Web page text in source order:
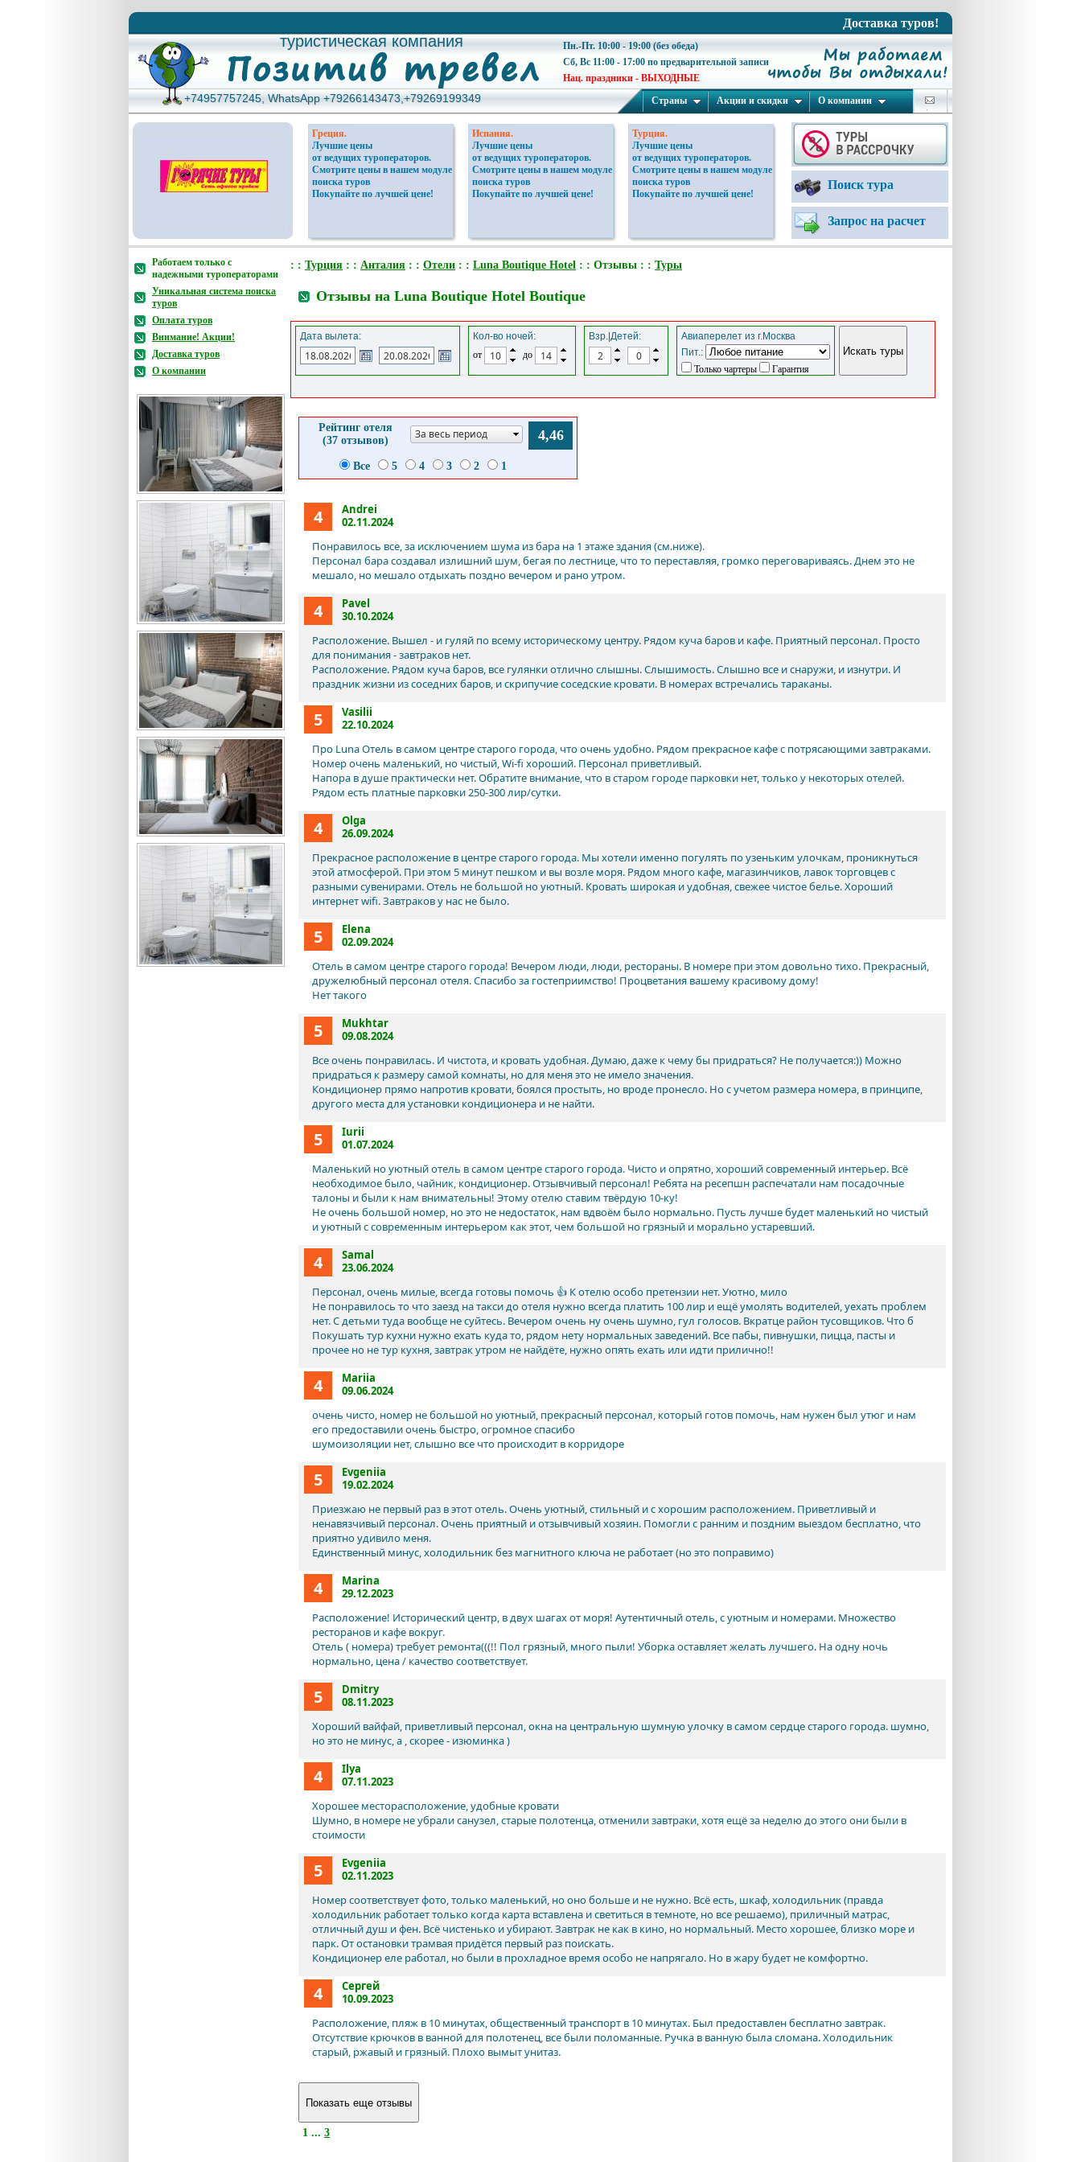
Доставка туров!
туристическая компания
туристическая компания
Пн.-Пт. 10:00 - 19:00 (без обеда)
Сб, Вс 11:00 - 17:00 по предварительной записи
Нац. праздники - ВЫХОДНЫЕ
+74957757245, WhatsApp +79266143473,+79269199349
+74957757245, WhatsApp +79266143473,+79269199349 Страны Акции и скидки О компании
Греция.
Лучшие цены
от ведущих туроператоров.
Смотрите цены в нашем модуле
поиска туров
Покупайте по лучшей цене!
Испания.
Лучшие цены
от ведущих туроператоров.
Смотрите цены в нашем модуле
поиска туров
Покупайте по лучшей цене!
Турция.
Лучшие цены
от ведущих туроператоров.
Смотрите цены в нашем модуле
поиска туров
Покупайте по лучшей цене!
Поиск тура
Запрос на расчет
Работаем только с
надежными туроператорами
Уникальная система поиска
туров
Оплата туров
Внимание! Акции!
Доставка туров
О компании
: : Турция : : Анталия : : Отели : : Luna Boutique Hotel : : Отзывы : : Туры
Отзывы на Luna Boutique Hotel Boutique
Дата вылета:
Кол-во ночей:
от
до
Взр.|Детей:
Авиаперелет из г.Москва
Пит.:
Только чартеры
Гарантия
Рейтинг отеля
(37 отзывов)
За весь период 4,46
Все 5 4 3 2 1
4
Andrei
02.11.2024
Понравилось все, за исключением шума из бара на 1 этаже здания (см.ниже).
Персонал бара создавал излишний шум, бегая по лестнице, что то переставляя, громко переговариваясь. Днем это не
мешало, но мешало отдыхать поздно вечером и рано утром.
4
Pavel
30.10.2024
Расположение. Вышел - и гуляй по всему историческому центру. Рядом куча баров и кафе. Приятный персонал. Просто
для понимания - завтраков нет.
Расположение. Рядом куча баров, все гулянки отлично слышны. Слышимость. Слышно все и снаружи, и изнутри. И
праздник жизни из соседних баров, и скрипучие соседские кровати. В номерах встречались тараканы.
5
Vasilii
22.10.2024
Про Luna Отель в самом центре старого города, что очень удобно. Рядом прекрасное кафе с потрясающими завтраками.
Номер очень маленький, но чистый, Wi-fi хороший. Персонал приветливый.
Напора в душе практически нет. Обратите внимание, что в старом городе парковки нет, только у некоторых отелей.
Рядом есть платные парковки 250-300 лир/сутки.
4
Olga
26.09.2024
Прекрасное расположение в центре старого города. Мы хотели именно погулять по узеньким улочкам, проникнуться
этой атмосферой. При этом 5 минут пешком и вы возле моря. Рядом много кафе, магазинчиков, лавок торговцев с
разными сувенирами. Отель не большой но уютный. Кровать широкая и удобная, свежее чистое белье. Хороший
интернет wifi. Завтраков у нас не было.
5
Elena
02.09.2024
Отель в самом центре старого города! Вечером люди, люди, рестораны. В номере при этом довольно тихо. Прекрасный,
дружелюбный персонал отеля. Спасибо за гостеприимство! Процветания вашему красивому дому!
Нет такого
5
Mukhtar
09.08.2024
Все очень понравилась. И чистота, и кровать удобная. Думаю, даже к чему бы придраться? Не получается:)) Можно
придраться к размеру самой комнаты, но для меня это не имело значения.
Кондиционер прямо напротив кровати, боялся простыть, но вроде пронесло. Но с учетом размера номера, в принципе,
другого места для установки кондиционера и не найти.
5
Iurii
01.07.2024
Маленький но уютный отель в самом центре старого города. Чисто и опрятно, хороший современный интерьер. Всё
необходимое было, чайник, кондиционер. Отзывчивый персонал! Ребята на ресепшн распечатали нам посадочные
талоны и были к нам внимательны! Этому отелю ставим твёрдую 10-ку!
Не очень большой номер, но это не недостаток, нам вдвоём было нормально. Пусть лучше будет маленький но чистый
и уютный с современным интерьером как этот, чем большой но грязный и морально устаревший.
4
Samal
23.06.2024
Персонал, очень милые, всегда готовы помочь 👍 К отелю особо претензии нет. Уютно, мило
Не понравилось то что заезд на такси до отеля нужно всегда платить 100 лир и ещё умолять водителей, уехать проблем
нет. С детьми туда вообще не суйтесь. Вечером очень ну очень шумно, гул голосов. Вкратце район тусовщиков. Что б
Покушать тур кухни нужно ехать куда то, рядом нету нормальных заведений. Все пабы, пивнушки, пицца, пасты и
прочее но не тур кухня, завтрак утром не найдёте, нужно опять ехать или идти прилично!!
4
Mariia
09.06.2024
очень чисто, номер не большой но уютный, прекрасный персонал, который готов помочь, нам нужен был утюг и нам
его предоставили очень быстро, огромное спасибо
шумоизоляции нет, слышно все что происходит в корридоре
5
Evgeniia
19.02.2024
Приезжаю не первый раз в этот отель. Очень уютный, стильный и с хорошим расположением. Приветливый и
ненавязчивый персонал. Очень приятный и отзывчивый хозяин. Помогли с ранним и поздним выездом бесплатно, что
приятно удивило меня.
Единственный минус, холодильник без магнитного ключа не работает (но это поправимо)
4
Marina
29.12.2023
Расположение! Исторический центр, в двух шагах от моря! Аутентичный отель, с уютным и номерами. Множество
ресторанов и кафе вокруг.
Отель ( номера) требует ремонта(((!! Пол грязный, много пыли! Уборка оставляет желать лучшего. На одну ночь
нормально, цена / качество соответствует.
5
Dmitry
08.11.2023
Хороший вайфай, приветливый персонал, окна на центральную шумную улочку в самом сердце старого города. шумно,
но это не минус, а , скорее - изюминка )
4
Ilya
07.11.2023
Хорошее месторасположение, удобные кровати
Шумно, в номере не убрали санузел, старые полотенца, отменили завтраки, хотя ещё за неделю до этого они были в
стоимости
5
Evgeniia
02.11.2023
Номер соответствует фото, только маленький, но оно больше и не нужно. Всё есть, шкаф, холодильник (правда
холодильник работает только когда карта вставлена и светиться в темноте, но все решаемо), приличный матрас,
отличный душ и фен. Всё чистенько и убирают. Завтрак не как в кино, но нормальный. Место хорошее, близко море и
парк. От остановки трамвая придётся первый раз поискать.
Кондиционер еле работал, но были в прохладное время особо не напрягало. Но в жару будет не комфортно.
4
Сергей
10.09.2023
Расположение, пляж в 10 минутах, общественный транспорт в 10 минутах. Был предоставлен бесплатно завтрак.
Отсутствие крючков в ванной для полотенец, все были поломанные. Ручка в ванную была сломана. Холодильник
старый, ржавый и грязный. Плохо вымыт унитаз.
1 ... 3